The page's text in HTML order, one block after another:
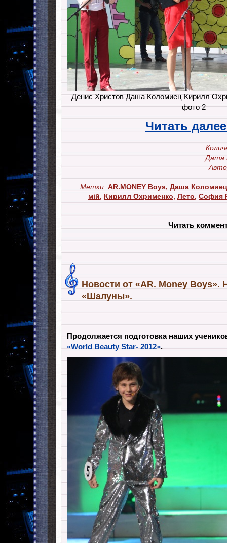
Денис Христов Даша Коломиец Кирилл
фото 2
Читать
Дата
Метки: AR.MONEY Boys, Даша Коломиец
мій, Кирилл Охрименко, Лето, София
Читать
Новости от «AR. Money Boys».
«Шалуны».
Продолжается подготовка наших
«World Beauty Star- 2012».